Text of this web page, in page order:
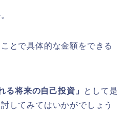
とで具体的な金額をできる
る将来の自己投資」 として是
してみてはいかがでしょう